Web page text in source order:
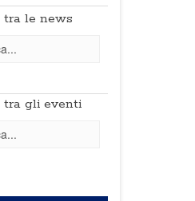
tra le news
tra gli eventi